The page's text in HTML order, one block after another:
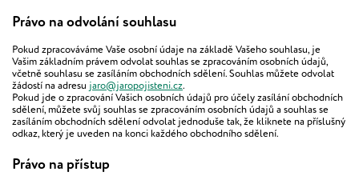
Právo na odvolání souhlasu
Pokud zpracováváme Vaše osobní údaje na základě Vašeho souhlasu, je
Vašim základním právem odvolat souhlas se zpracováním osobních údajů,
včetně souhlasu se zasíláním obchodních sdělení. Souhlas můžete odvolat
žádostí na adresu jaro@jaropojisteni.cz.
Pokud jde o zpracování Vašich osobních údajů pro účely zasílání obchodních
sdělení, můžete svůj souhlas se zpracováním osobních údajů a souhlas se
zasíláním obchodních sdělení odvolat jednoduše tak, že kliknete na příslušný
odkaz, který je uveden na konci každého obchodního sdělení.
Právo na přístup